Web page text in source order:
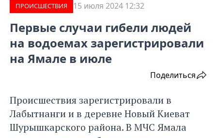
ПРОИCШЕСТВИЯ 15 июля 2024 12:32
Первые случаи гибели людей
на водоемах зарегистрировали
на Ямале в июле
Поделиться
Происшествия зарегистрировали в
Лабытнанги и в деревне Новый Киеват
Шурышкарского района. В МЧС Ямала